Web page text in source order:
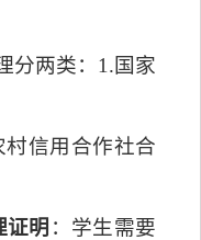
分两类： 1.国家
村信用合作社合
明 ：学生需要